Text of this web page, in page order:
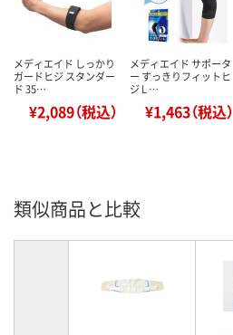
メディエイド しっかり
ガードヒジ スタンダー
ド 35…
¥2,089（税込）
メディエイド サポータ
ー すっきりフィットヒ
ジ L …
¥1,463（税込）
類似商品と比較